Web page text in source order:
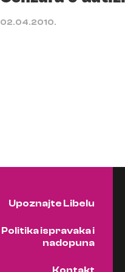
02.04.2010.
Upoznajte Libelu
Politika ispravaka i
nadopuna